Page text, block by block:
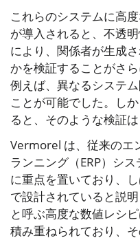
これらのシステムに高
が導入されると、不透
により、関係者が生成
かを検証することがさ
例えば、異なるシステ
ことが可能でした。し
ると、そのような検証
Vermorel は、従来のエ
ランニング（ERP）シ
に重点を置いており、
で設計されていると説
と呼ぶ高度な数値レシ
積み重ねられており、